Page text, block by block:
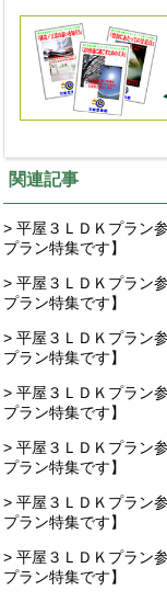
関連記事
> 平屋３ＬＤＫプラン
プラン特集です】
> 平屋３ＬＤＫプラン
プラン特集です】
> 平屋３ＬＤＫプラン
プラン特集です】
> 平屋３ＬＤＫプラン
プラン特集です】
> 平屋３ＬＤＫプラン
プラン特集です】
> 平屋３ＬＤＫプラン
プラン特集です】
> 平屋３ＬＤＫプラン
プラン特集です】